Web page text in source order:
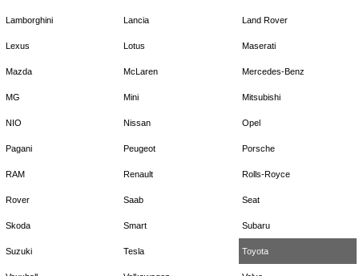
Lamborghini Lancia Land Rover
Lexus Lotus Maserati
Mazda McLaren Mercedes-Benz
MG Mini Mitsubishi
NIO Nissan Opel
Pagani Peugeot Porsche
RAM Renault Rolls-Royce
Rover Saab Seat
Skoda Smart Subaru
Suzuki Tesla Toyota